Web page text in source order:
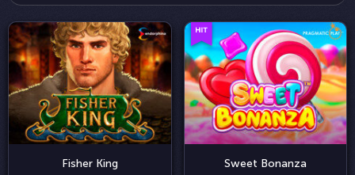
Fisher King Sweet Bonanza